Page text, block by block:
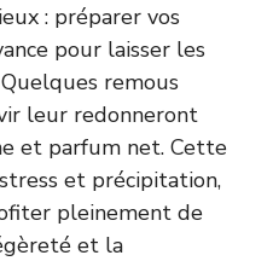
: préparer vos
pour laisser les
remous
leur redonneront
et parfum net. Cette
et précipitation,
pleinement de
et la